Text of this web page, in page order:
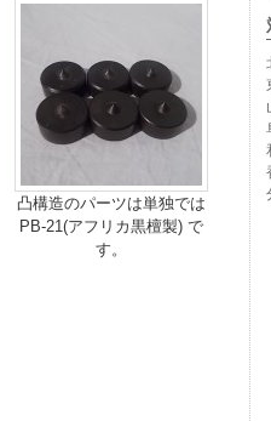
凸構造のパーツは単独では
PB-21(アフリカ黒檀製) で
す。